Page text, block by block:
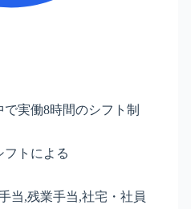
で実働8時間のシフト制
トによる
当,残業手当,社宅・社員